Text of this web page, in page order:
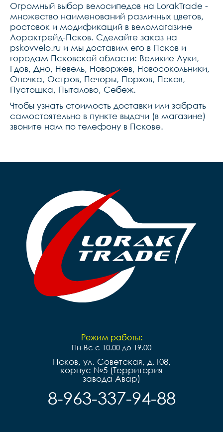
Огромный выбор велосипедов на LorakTrade -
множество наименований различных цветов,
ростовок и модификаций в веломагазине
Лорактрейд-Псков. Сделайте заказ на
pskovvelo.ru и мы доставим его в Псков и
городам Псковской области: Великие Луки,
Гдов, Дно, Невель, Новоржев, Новосокольники,
Опочка, Остров, Печоры, Порхов, Псков,
Пустошка, Пыталово, Себеж.
Чтобы узнать стоимость доставки или забрать
самостоятельно в пункте выдачи (в магазине)
звоните нам по телефону в Пскове.
Режим работы:
Пн-Вс с 10.00 до 19.00
Псков, ул. Советская, д.108,
корпус №5 (Территория
завода Авар)
8-963-337-94-88